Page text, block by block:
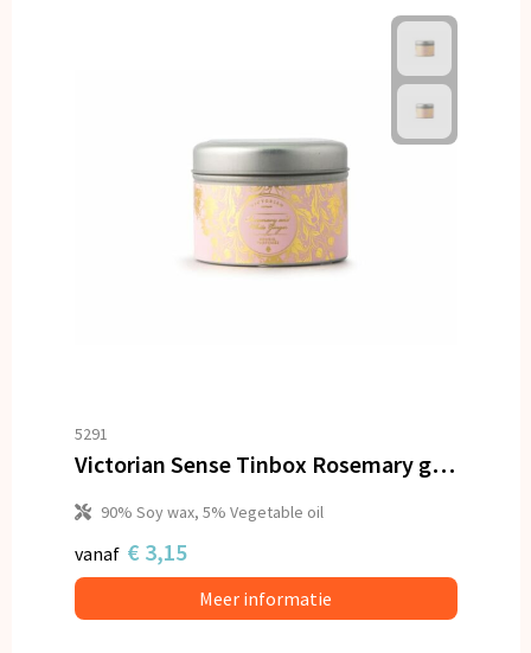
5291
Victorian Sense Tinbox Rosemary geurkaars
90% Soy wax, 5% Vegetable oil
vanaf € 3,15
Meer informatie